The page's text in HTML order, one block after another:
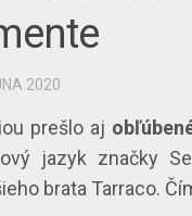
2020
prešlo aj
jazyk značky
brata Tarraco.